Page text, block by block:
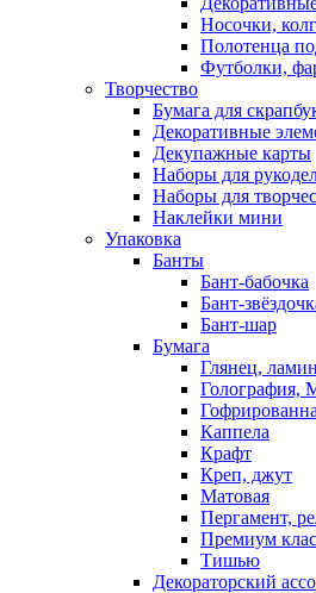
Носочки,
Полотенца
Футболки,
Творчество
Бумага для
Декоративные
Декупажные карты
Наборы для
Наборы для
Наклейки мини
Упаковка
Банты
Бант-бабочка
Бант-
Бант-шар
Бумага
Глянец,
Голография,
Каппела
Крафт
Креп, джут
Матовая
Пергамент,
Премиум
Тишью
Декораторский